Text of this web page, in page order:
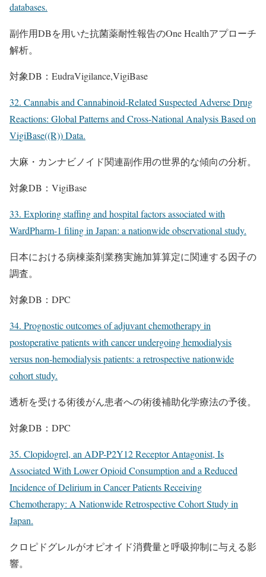
databases.
副作用DBを用いた抗菌薬耐性報告のOne Healthアプローチ
解析。
対象DB：EudraVigilance,VigiBase
32. Cannabis and Cannabinoid-Related Suspected Adverse Drug
Reactions: Global Patterns and Cross-National Analysis Based on
VigiBase((R)) Data.
大麻・カンナビノイド関連副作用の世界的な傾向の分析。
対象DB：VigiBase
33. Exploring staffing and hospital factors associated with
WardPharm-1 filing in Japan: a nationwide observational study.
日本における病棟薬剤業務実施加算算定に関連する因子の
調査。
対象DB：DPC
34. Prognostic outcomes of adjuvant chemotherapy in
postoperative patients with cancer undergoing hemodialysis
versus non-hemodialysis patients: a retrospective nationwide
cohort study.
透析を受ける術後がん患者への術後補助化学療法の予後。
対象DB：DPC
35. Clopidogrel, an ADP-P2Y12 Receptor Antagonist, Is
Associated With Lower Opioid Consumption and a Reduced
Incidence of Delirium in Cancer Patients Receiving
Chemotherapy: A Nationwide Retrospective Cohort Study in
Japan.
クロピドグレルがオピオイド消費量と呼吸抑制に与える影
響。